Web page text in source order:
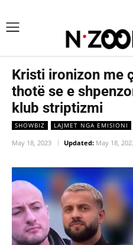
Kristi ironizon me
thotë se e
klub striptizmi
SHOWBIZ LAJMET NGA EMISIONI
May 18, 2023 Updated: May 18,